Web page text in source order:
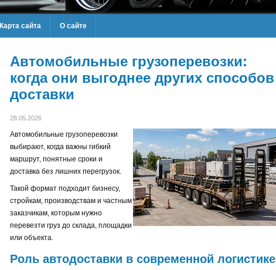
Карта сайта О сайте
Автомобильные грузоперевозки:
когда они выгоднее других способов
доставки
28.05.2026
Автомобильные грузоперевозки
выбирают, когда важны гибкий
маршрут, понятные сроки и
доставка без лишних перегрузок.
Такой формат подходит бизнесу,
стройкам, производствам и частным
заказчикам, которым нужно
перевезти груз до склада, площадки
или объекта.
Роль автодоставки в современной логистике